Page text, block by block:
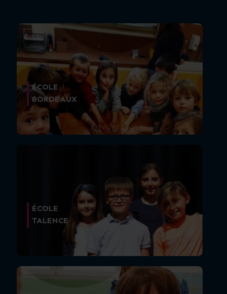
ÉCOLE
BORDEAUX
ÉCOLE
TALENCE